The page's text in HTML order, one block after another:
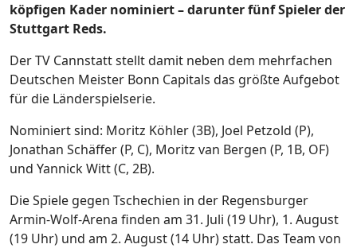
köpfigen Kader nominiert – darunter fünf Spieler der
Stuttgart Reds.
Der TV Cannstatt stellt damit neben dem mehrfachen
Deutschen Meister Bonn Capitals das größte Aufgebot
für die Länderspielserie.
Nominiert sind: Moritz Köhler (3B), Joel Petzold (P),
Jonathan Schäffer (P, C), Moritz van Bergen (P, 1B, OF)
und Yannick Witt (C, 2B).
Die Spiele gegen Tschechien in der Regensburger
Armin-Wolf-Arena finden am 31. Juli (19 Uhr), 1. August
(19 Uhr) und am 2. August (14 Uhr) statt. Das Team von